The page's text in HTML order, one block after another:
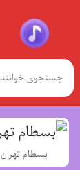
بسطام تهران